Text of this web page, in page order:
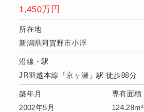
1,450万円
所在地
新潟県阿賀野市小浮
沿線・駅
JR羽越本線「京ヶ瀬」駅 徒歩88分
築年月
2002年5月
専有面積
124.28m²